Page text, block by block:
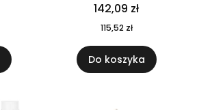
142,09 zł
115,52 zł
Do koszyka